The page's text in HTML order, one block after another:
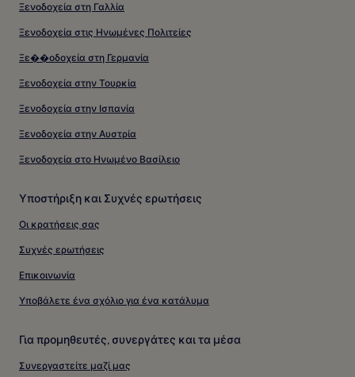
Ξενοδοχεία στη Γαλλία
Ξενοδοχεία στις Ηνωμένες Πολιτείες
Ξε��οδοχεία στη Γερμανία
Ξενοδοχεία στην Τουρκία
Ξενοδοχεία στην Ισπανία
Ξενοδοχεία στην Αυστρία
Ξενοδοχεία στο Ηνωμένο Βασίλειο
Υποστήριξη και Συχνές ερωτήσεις
Οι κρατήσεις σας
Συχνές ερωτήσεις
Επικοινωνία
Υποβάλετε ένα σχόλιο για ένα κατάλυμα
Για προμηθευτές, συνεργάτες και τα μέσα
Συνεργαστείτε μαζί μας